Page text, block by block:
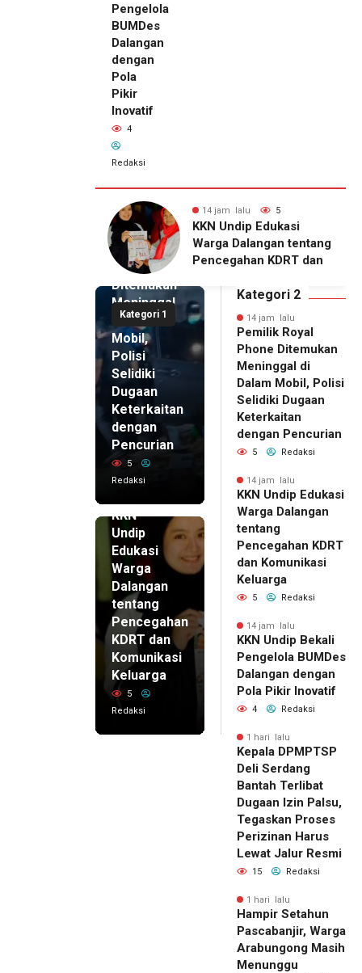
Pengelola
BUMDes
Dalangan
dengan
Pola
Pikir
Inovatif
4
Redaksi
14 jam lalu 4
KKN Undip Bekali
Pengelola BUMDes
Dalangan dengan Pola
Kategori 1
14 jam lalu
Pemilik
Royal
Phone
Ditemukan
Meninggal
di Dalam
Mobil,
Polisi
Selidiki
Dugaan
Keterkaitan
dengan
Pencurian
5
Redaksi
KKN
Undip
Edukasi
Warga
Dalangan
tentang
Pencegahan
KDRT dan
Komunikasi
Keluarga
5
Redaksi
Kategori 2
14 jam lalu
Pemilik Royal
Phone Ditemukan
Meninggal di
Dalam Mobil, Polisi
Selidiki Dugaan
Keterkaitan
dengan Pencurian
5 Redaksi
14 jam lalu
KKN Undip Edukasi
Warga Dalangan
tentang
Pencegahan KDRT
dan Komunikasi
Keluarga
5 Redaksi
14 jam lalu
KKN Undip Bekali
Pengelola BUMDes
Dalangan dengan
Pola Pikir Inovatif
4 Redaksi
1 hari lalu
Kepala DPMPTSP
Deli Serdang
Bantah Terlibat
Dugaan Izin Palsu,
Tegaskan Proses
Perizinan Harus
Lewat Jalur Resmi
15 Redaksi
1 hari lalu
Hampir Setahun
Pascabanjir, Warga
Arabungong Masih
Menunggu